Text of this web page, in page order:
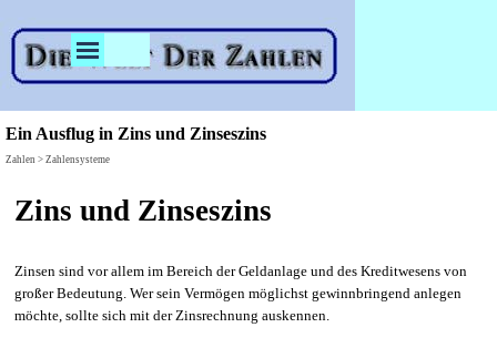
Menü überspringen
Ein Ausflug in Zins und Zinseszins
Zahlen > Zahlensysteme
Zins und Zinseszins
Zinsen sind vor allem im Bereich der Geldanlage und des Kreditwesens von
großer Bedeutung. Wer sein Vermögen möglichst gewinnbringend anlegen
möchte, sollte sich mit der Zinsrechnung auskennen.